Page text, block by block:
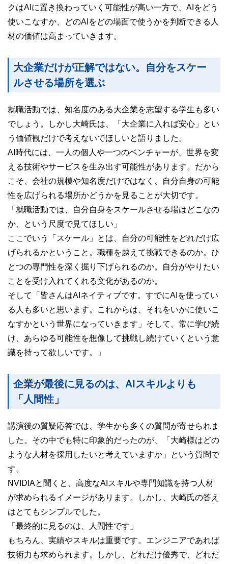
クはAIに置き換わっていく可能性が高い一方で、AIをどう
使いこなすか、どのAIをどの場面で使うかを判断できる人
材の価値は高まっていきます。
大企業だけが正解ではない。自分をスケー
ルさせる場所を選ぶ
就職活動では、知名度のある大企業を志望する学生も多い
でしょう。しかし大崎氏は、「大企業に入れば安心」とい
う価値観だけで考えないでほしいと語りました。
AI時代には、一人の個人や一つのベンチャーが、世界を変
える技術やサービスを生み出す可能性があります。だから
こそ、会社の規模や知名度だけではなく、自分自身の可能
性を広げられる場所かどうかを見ることが大切です。
「就職活動では、自分自身をスケールさせる場はどこなの
か、という尺度で見てほしい」
ここでいう「スケール」とは、自分の可能性をどれだけ広
げられるかということ。職種を越えて挑戦できるのか。ひ
とつの専門性を深く掘り下げられるのか。自分がやりたい
ことを受け入れてくれる文化があるのか。
そして「皆さんはAIネイティブです。すでにAIを使ってい
る人も多いと思います。これからは、それをいかに使いこ
なすかという世界になっていきます」そして、常に学び続
け、あらゆる可能性を想像して挑戦し続けていくという意
識を持って欲しいです。」
企業が最後に見るのは、AIスキルよりも
「人間性」
講演後の質疑応答では、学生から多くの質問が寄せられま
した。その中でも特に印象的だったのが、「大崎様はどの
ような人材を採用したいと考えていますか」という質問で
す。
NVIDIAと聞くと、高度なAIスキルや専門知識を持つ人材
が求められるイメージがあります。しかし、大崎氏の答え
はとてもシンプルでした。
「最終的に見るのは、人間性です」
もちろん、実績やスキルは重要です。エンジニアであれば
技術力も求められます。しかし、どれだけ優秀で、どれだ